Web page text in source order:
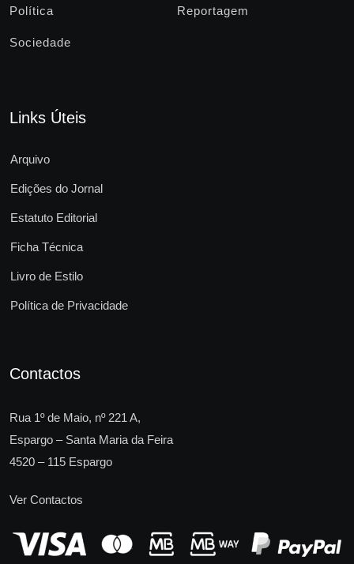
Política Reportagem
Sociedade
Links Úteis
Arquivo
Edições do Jornal
Estatuto Editorial
Ficha Técnica
Livro de Estilo
Política de Privacidade
Contactos
Rua 1º de Maio, nº 221 A,
Espargo – Santa Maria da Feira
4520 – 115 Espargo
Ver Contactos